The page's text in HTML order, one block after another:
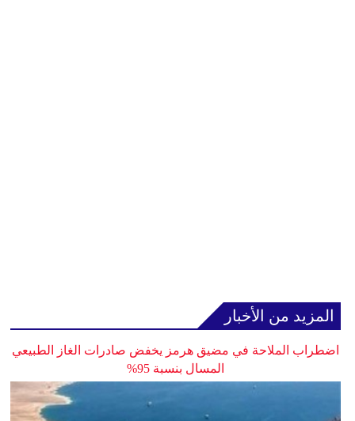
المزيد من الأخبار
اضطراب الملاحة في مضيق هرمز يخفض صادرات الغاز الطبيعي
المسال بنسبة 95%